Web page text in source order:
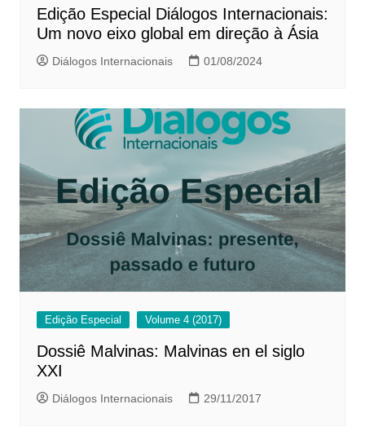
Edição Especial Diálogos Internacionais:
Um novo eixo global em direção à Ásia
Diálogos Internacionais 01/08/2024
Edição Especial Volume 4 (2017)
Dossiê Malvinas: Malvinas en el siglo
XXI
Diálogos Internacionais 29/11/2017